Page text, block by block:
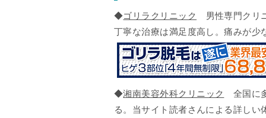
◆ゴリラクリニック
男性専門クリ
丁寧な治療は満足度高し。痛みが少
◆湘南美容外科クリニック
全国に
る。当サイト読者さんによる詳しい